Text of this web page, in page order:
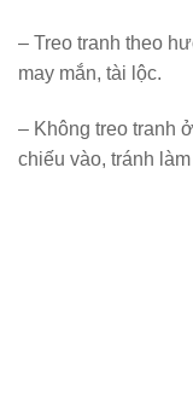
– Treo tranh theo
may mắn, tài lộc.
– Không treo tranh
chiếu vào, tránh